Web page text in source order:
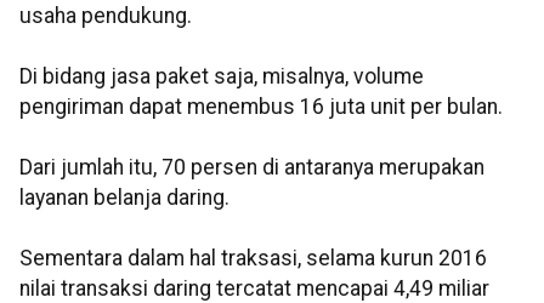
usaha pendukung.
Di bidang jasa paket saja, misalnya, volume
pengiriman dapat menembus 16 juta unit per bulan.
Dari jumlah itu, 70 persen di antaranya merupakan
layanan belanja daring.
Sementara dalam hal traksasi, selama kurun 2016
nilai transaksi daring tercatat mencapai 4,49 miliar